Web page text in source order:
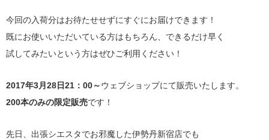
今回の入荷分はお待たせせずにすぐにお届けできます！
既にお使いいただいている方はもちろん、できるだけ早く
試してみたいという方はぜひご利用ください！
2017年3月28日21：00～ウェブショップにて販売いたします。
200本のみの限定販売です！
先日、出張シエスタでお邪魔した伊勢丹新宿店でも